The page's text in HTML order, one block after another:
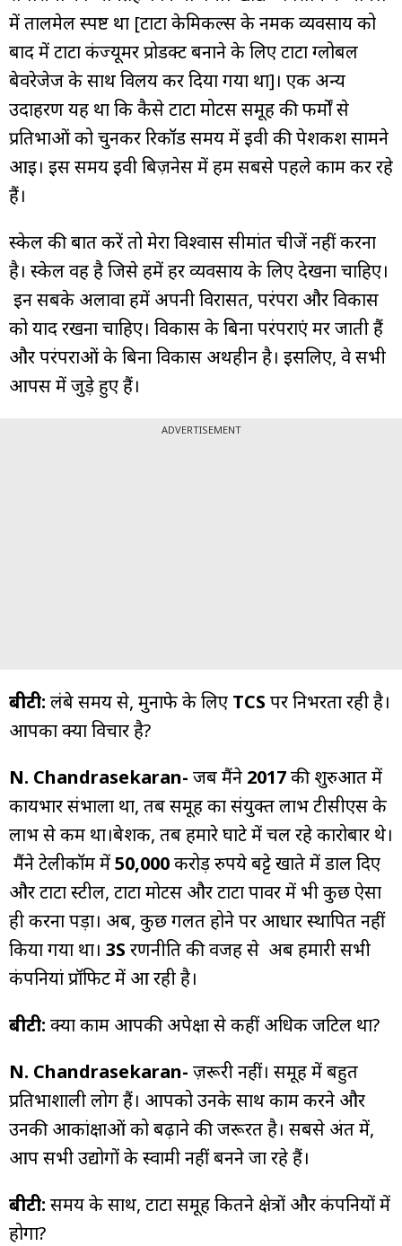
में तालमेल स्पष्ट था [टाटा केमिकल्स के नमक व्यवसाय को
बाद में टाटा कंज्यूमर प्रोडक्ट बनाने के लिए टाटा ग्लोबल
बेवरेजेज के साथ विलय कर दिया गया था]। एक अन्य
उदाहरण यह था कि कैसे टाटा मोटर्स समूह की फर्मों से
प्रतिभाओं को चुनकर रिकॉर्ड समय में ईवी की पेशकश सामने
आई। इस समय ईवी बिज़नेस में हम सबसे पहले काम कर रहे
हैं।
स्केल की बात करें तो मेरा विश्वास सीमांत चीजें नहीं करना
है। स्केल वह है जिसे हमें हर व्यवसाय के लिए देखना चाहिए।
इन सबके अलावा हमें अपनी विरासत, परंपरा और विकास
को याद रखना चाहिए। विकास के बिना परंपराएं मर जाती हैं
और परंपराओं के बिना विकास अर्थहीन है। इसलिए, वे सभी
आपस में जुड़े हुए हैं।
ADVERTISEMENT
बीटी: लंबे समय से, मुनाफे के लिए TCS पर निर्भरता रही है।
आपका क्या विचार है?
N. Chandrasekaran- जब मैंने 2017की शुरुआत में
कार्यभार संभाला था, तब समूह का संयुक्त लाभ टीसीएस के
लाभ से कम था।बेशक, तब हमारे घाटे में चल रहे कारोबार थे।
मैंने टेलीकॉम में50,000करोड़ रुपये बट्टे खाते में डाल दिए
और टाटा स्टील, टाटा मोटर्स और टाटा पावर में भी कुछ ऐसा
ही करना पड़ा। अब, कुछ गलत होने पर आधार स्थापित नहीं
किया गया था। 3S रणनीति की वजह से अब हमारी सभी
कंपनियां प्रॉफिट में आ रही है।
बीटी: क्या काम आपकी अपेक्षा से कहीं अधिक जटिल था?
N. Chandrasekaran- ज़रूरी नहीं। समूह में बहुत
प्रतिभाशाली लोग हैं। आपको उनके साथ काम करने और
उनकी आकांक्षाओं को बढ़ाने की जरूरत है। सबसे अंत में,
आप सभी उद्योगों के स्वामी नहीं बनने जा रहे हैं।
बीटी: समय के साथ, टाटा समूह कितने क्षेत्रों और कंपनियों में
होगा?